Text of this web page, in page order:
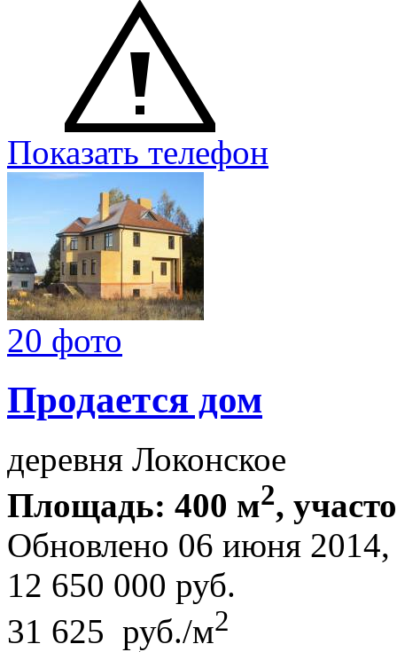
Показать телефон
20 фото
Продается дом
деревня Локонское
Площадь: 400 м2,
Обновлено 06 июня
12 650 000 руб.
31 625 руб./м2